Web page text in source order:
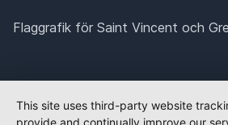
Flaggrafik för Saint Vincent och
This site uses third-party website
provide and continually improve our